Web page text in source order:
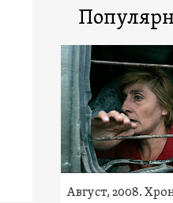
Август, 2008.